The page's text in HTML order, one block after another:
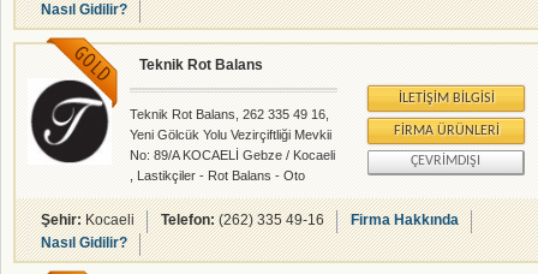
Nasıl Gidilir?
Teknik Rot Balans
Teknik Rot Balans, 262 335 49 16,
Yeni Gölcük Yolu Vezirçiftliği Mevkii
No: 89/A KOCAELİ Gebze / Kocaeli
, Lastikçiler - Rot Balans - Oto
Yetkili Servisleri - rehberalem.com
alanlarında faliyet gösteren
firmamızdır.
İLETIŞIM BILGISI
FIRMA ÜRÜNLERI
ÇEVRIMDIŞI
Şehir:Kocaeli Telefon:(262) 335 49-16
Firma Hakkında
Nasıl Gidilir?